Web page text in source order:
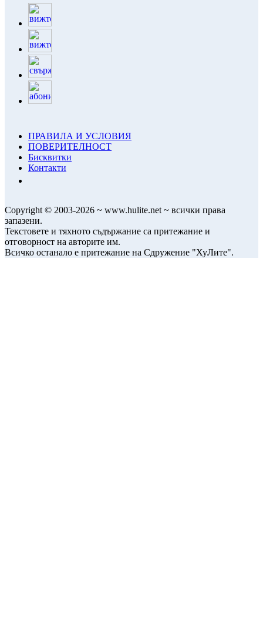
ПРАВИЛА И УСЛОВИЯ
ПОВЕРИТЕЛНОСТ
Бисквитки
Контакти
Copyright © 2003-2026 ~ www.hulite.net ~ всички права
запазени.
Текстовете и тяхното съдържание са притежание и
отговорност на авторите им.
Всичко останало е притежание на Сдружение "ХуЛите".